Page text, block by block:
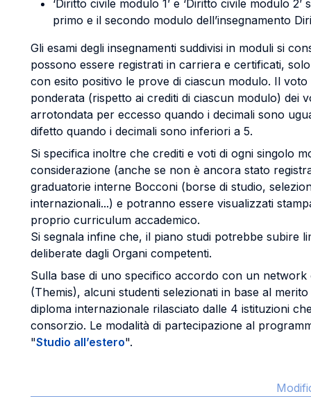
‘Diritto civile modulo 1’ e ‘Diritto civile modulo
primo e il secondo modulo dell’insegnamento
Gli esami degli insegnamenti suddivisi in moduli si
possono essere registrati in carriera e certificati,
con esito positivo le prove di ciascun modulo. Il voto
ponderata (rispetto ai crediti di ciascun modulo) dei
arrotondata per eccesso quando i decimali sono
difetto quando i decimali sono inferiori a 5.
Si specifica inoltre che crediti e voti di ogni singolo
considerazione (anche se non è ancora stato
graduatorie interne Bocconi (borse di studio,
internazionali...) e potranno essere visualizzati
proprio curriculum accademico.
Si segnala infine che, il piano studi potrebbe subire
deliberate dagli Organi competenti.
Sulla base di uno specifico accordo con un network
(Themis), alcuni studenti selezionati in base al
diploma internazionale rilasciato dalle 4 istituzioni
consorzio. Le modalità di partecipazione al
"Studio all’estero".